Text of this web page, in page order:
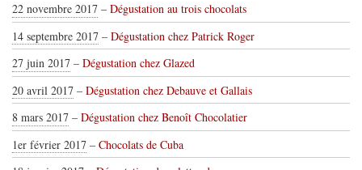
22 novembre 2017 – Dégustation au trois chocolats
14 septembre 2017 – Dégustation chez Patrick Roger
27 juin 2017 – Dégustation chez Glazed
20 avril 2017 – Dégustation chez Debauve et Gallais
8 mars 2017 – Dégustation chez Benoît Chocolatier
1er février 2017 – Chocolats de Cuba